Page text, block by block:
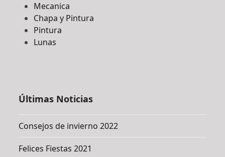
Mecanica
Chapa y Pintura
Pintura
Lunas
Últimas Noticias
Consejos de invierno 2022
Felices Fiestas 2021